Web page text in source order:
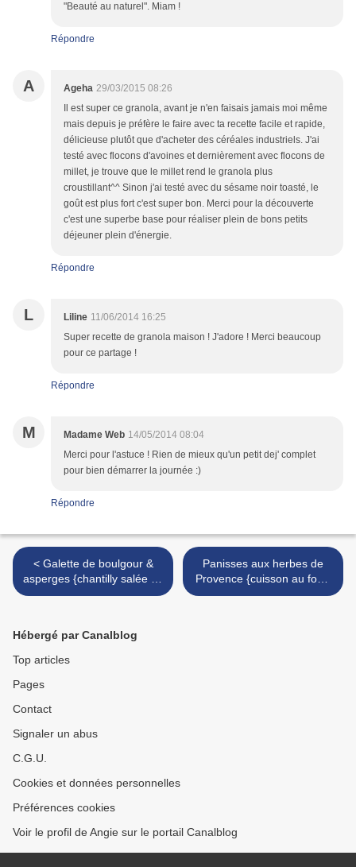
"Beauté au naturel". Miam !
Répondre
A Ageha 29/03/2015 08:26
Il est super ce granola, avant je n'en faisais jamais moi même
mais depuis je préfère le faire avec ta recette facile et rapide,
délicieuse plutôt que d'acheter des céréales industriels. J'ai
testé avec flocons d'avoines et dernièrement avec flocons de
millet, je trouve que le millet rend le granola plus
croustillant^^ Sinon j'ai testé avec du sésame noir toasté, le
goût est plus fort c'est super bon. Merci pour la découverte
c'est une superbe base pour réaliser plein de bons petits
déjeuner plein d'énergie.
Répondre
L Liline 11/06/2014 16:25
Super recette de granola maison ! J'adore ! Merci beaucoup
pour ce partage !
Répondre
M Madame Web 14/05/2014 08:04
Merci pour l'astuce ! Rien de mieux qu'un petit dej' complet
pour bien démarrer la journée :)
Répondre
< Galette de boulgour &
asperges {chantilly salée de
noisette}
Panisses aux herbes de
Provence {cuisson au four}
>
Hébergé par Canalblog
Top articles
Pages
Contact
Signaler un abus
C.G.U.
Cookies et données personnelles
Préférences cookies
Voir le profil de Angie sur le portail Canalblog